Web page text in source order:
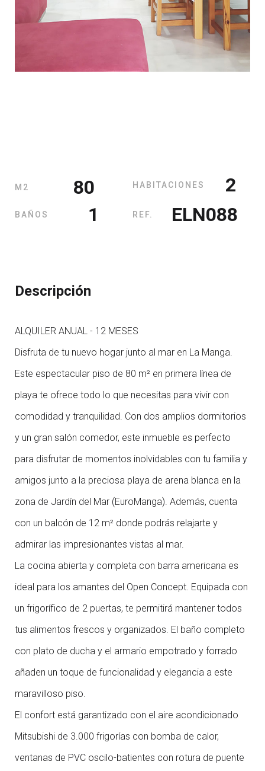
M2 80 HABITACIONES 2
BAÑOS 1 REF. ELN088
Descripción
ALQUILER ANUAL - 12 MESES
Disfruta de tu nuevo hogar junto al mar en La Manga.
Este espectacular piso de 80 m² en primera línea de
playa te ofrece todo lo que necesitas para vivir con
comodidad y tranquilidad. Con dos amplios dormitorios
y un gran salón comedor, este inmueble es perfecto
para disfrutar de momentos inolvidables con tu familia y
amigos junto a la preciosa playa de arena blanca en la
zona de Jardín del Mar (EuroManga). Además, cuenta
con un balcón de 12 m² donde podrás relajarte y
admirar las impresionantes vistas al mar.
La cocina abierta y completa con barra americana es
ideal para los amantes del Open Concept. Equipada con
un frigorífico de 2 puertas, te permitirá mantener todos
tus alimentos frescos y organizados. El baño completo
con plato de ducha y el armario empotrado y forrado
añaden un toque de funcionalidad y elegancia a este
maravilloso piso.
El confort está garantizado con el aire acondicionado
Mitsubishi de 3.000 frigorías con bomba de calor,
ventanas de PVC oscilo-batientes con rotura de puente